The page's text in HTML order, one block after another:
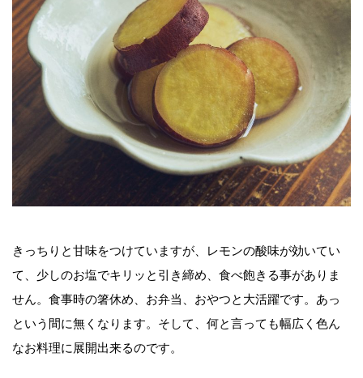
きっちりと甘味をつけていますが、レモンの酸味が効いてい
て、少しのお塩でキリッと引き締め、食べ飽きる事がありま
せん。食事時の箸休め、お弁当、おやつと大活躍です。あっ
という間に無くなります。そして、何と言っても幅広く色ん
なお料理に展開出来るのです。